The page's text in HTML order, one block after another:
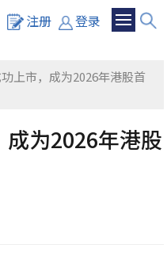
注册 登录
上市，成为2026年港股首
为2026年港股